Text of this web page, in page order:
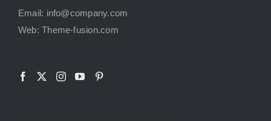
Email: info@company.com
Web: Theme-fusion.com